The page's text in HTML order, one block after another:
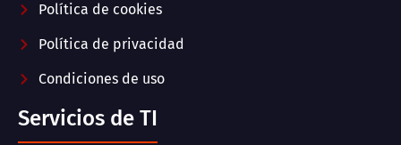
Política de cookies
Política de privacidad
Condiciones de uso
Servicios de TI